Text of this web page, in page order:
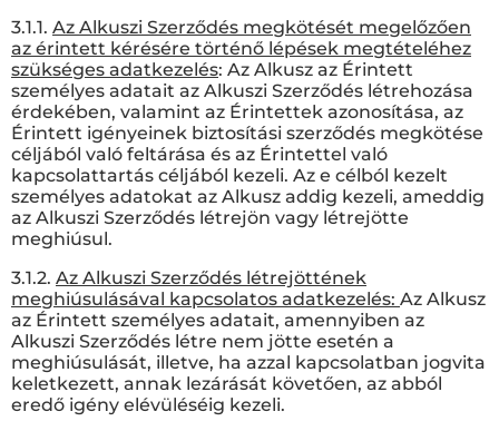
3.1.1. Az Alkuszi Szerződés megkötését megelőzően
az érintett kérésére történő lépések megtételéhez
szükséges adatkezelés: Az Alkusz az Érintett
személyes adatait az Alkuszi Szerződés létrehozása
érdekében, valamint az Érintettek azonosítása, az
Érintett igényeinek biztosítási szerződés megkötése
céljából való feltárása és az Érintettel való
kapcsolattartás céljából kezeli. Az e célból kezelt
személyes adatokat az Alkusz addig kezeli, ameddig
az Alkuszi Szerződés létrejön vagy létrejötte
meghiúsul.
3.1.2. Az Alkuszi Szerződés létrejöttének
meghiúsulásával kapcsolatos adatkezelés: Az Alkusz
az Érintett személyes adatait, amennyiben az
Alkuszi Szerződés létre nem jötte esetén a
meghiúsulását, illetve, ha azzal kapcsolatban jogvita
keletkezett, annak lezárását követően, az abból
eredő igény elévüléséig kezeli.